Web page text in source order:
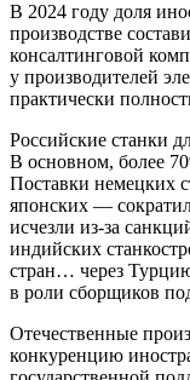
В 2024 году доля
производстве
консалтинговой
у производителей
практически
Российские станки
В основном, более
Поставки немецких
японских —
исчезли из-за
индийских
стран… через
в роли сборщиков
Отечественные
конкуренцию